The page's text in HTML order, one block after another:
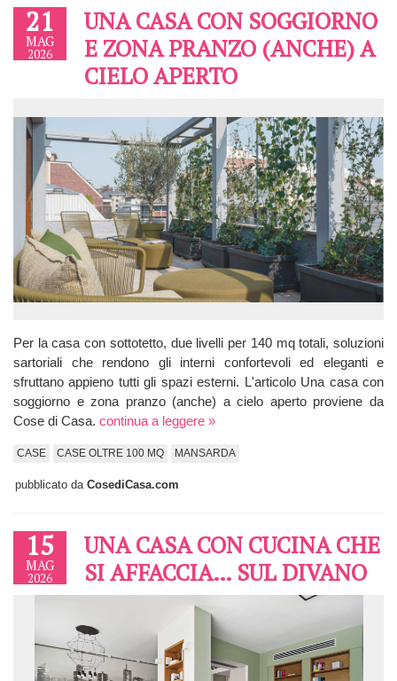
21
MAG
2026
UNA CASA CON SOGGIORNO
E ZONA PRANZO (ANCHE) A
CIELO APERTO
Per la casa con sottotetto, due livelli per 140 mq totali, soluzioni
sartoriali che rendono gli interni confortevoli ed eleganti e
sfruttano appieno tutti gli spazi esterni. L'articolo Una casa con
soggiorno e zona pranzo (anche) a cielo aperto proviene da
Cose di Casa. continua a leggere »
CASE CASE OLTRE 100 MQ MANSARDA
pubblicato da CosediCasa.com
15
MAG
2026
UNA CASA CON CUCINA CHE
SI AFFACCIA… SUL DIVANO